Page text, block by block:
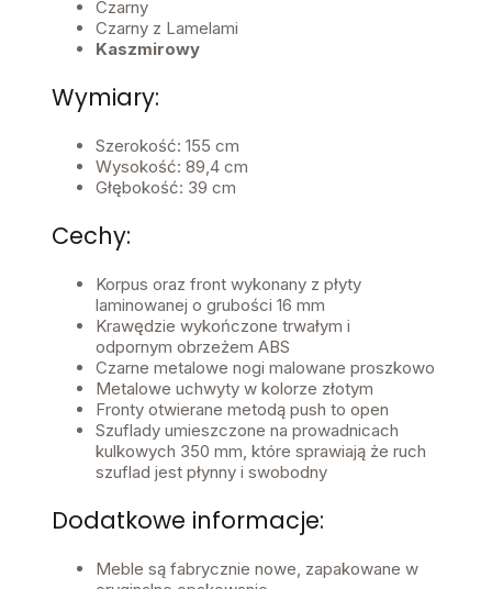
Czarny
Czarny z Lamelami
Kaszmirowy
Wymiary:
Szerokość: 155 cm
Wysokość: 89,4 cm
Głębokość: 39 cm
Cechy:
Korpus oraz front wykonany z płyty
laminowanej o grubości 16 mm
Krawędzie wykończone trwałym i
odpornym obrzeżem ABS
Czarne metalowe nogi malowane proszkowo
Metalowe uchwyty w kolorze złotym
Fronty otwierane metodą push to open
Szuflady umieszczone na prowadnicach
kulkowych 350 mm, które sprawiają że ruch
szuflad jest płynny i swobodny
Dodatkowe informacje:
Meble są fabrycznie nowe, zapakowane w